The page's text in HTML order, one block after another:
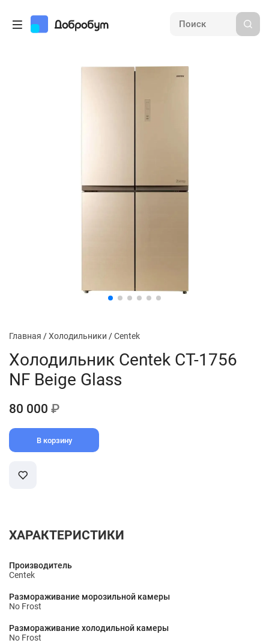
Главная /Холодильники /Centek
Холодильник Centek CT-1756
NF Beige Glass
80 000 ₽
В корзину
ХАРАКТЕРИСТИКИ
Производитель
Centek
Размораживание морозильной камеры
No Frost
Размораживание холодильной камеры
No Frost